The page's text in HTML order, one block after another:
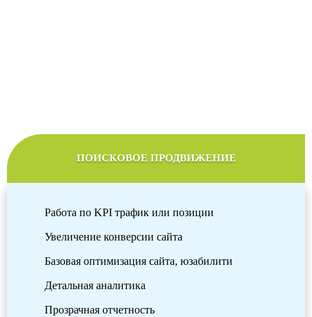
ПОИСКОВОЕ ПРОДВИЖЕНИЕ
Работа по KPI трафик или позиции
Увеличение конверсии сайта
Базовая оптимизация сайта, юзабилити
Детальная аналитика
Прозрачная отчетность